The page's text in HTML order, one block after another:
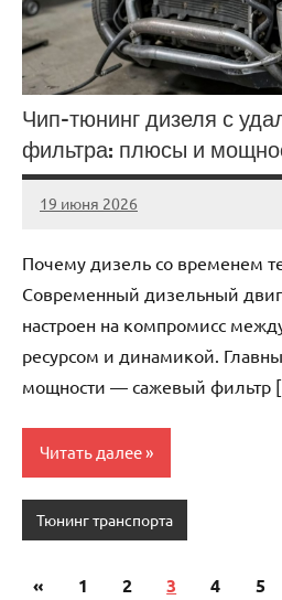
Чип-тюнинг дизеля с
фильтра: плюсы и
19 июня 2026
auto_motorss
Нет
Почему дизель со временем
Современный дизельный
настроен на компромисс
ресурсом и динамикой.
мощности — сажевый фильтр
Читать далее
Тюнинг транспорта
« Предыдущие
1 2 3 4 5